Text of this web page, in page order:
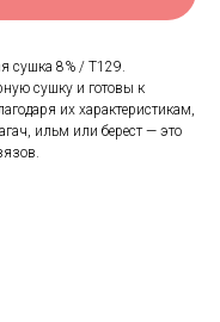
сушка 8% / Т129.
сушку и готовы к
их характеристикам,
ильм или берест — это